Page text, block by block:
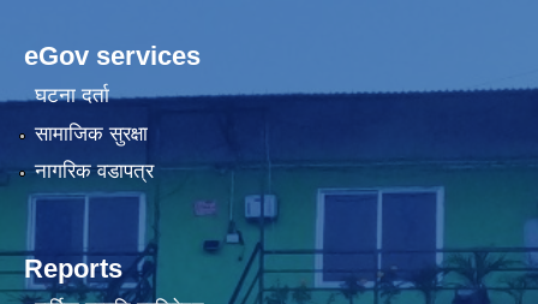
eGov services
घटना दर्ता
सामाजिक सुरक्षा
नागरिक वडापत्र
Reports